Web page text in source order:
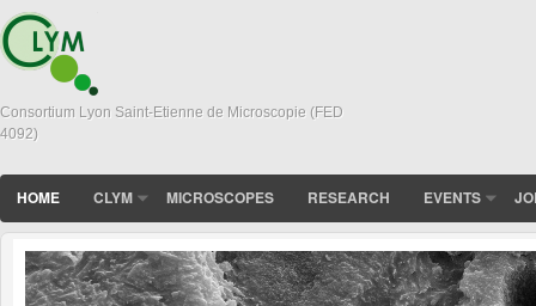
Consortium Lyon Saint-Etienne de Microscopie (FED
4092)
HOME CLYM MICROSCOPES RESEARCH EVENTS